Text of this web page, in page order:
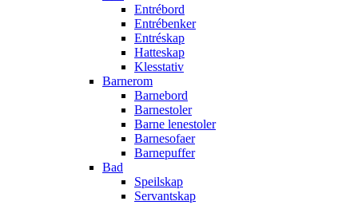
Entrébord
Entrébenker
Entréskap
Hatteskap
Klesstativ
Barnerom
Barnebord
Barnestoler
Barne lenestoler
Barnesofaer
Barnepuffer
Bad
Speilskap
Servantskap